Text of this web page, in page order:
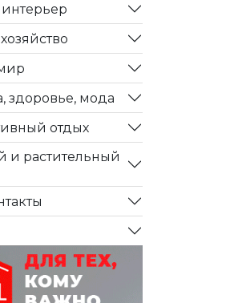
здоровье, мода
отдых
и растительный